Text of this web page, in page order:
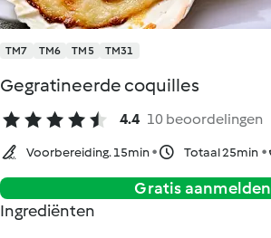
TM7 TM6 TM5 TM31
Gegratineerde coquilles
4.4 10 beoordelingen
Voorbereiding. 15min Totaal 25min
Gratis aanmelden
Ingrediënten